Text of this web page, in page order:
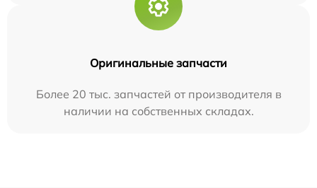
Оригинальные запчасти
Более 20 тыс. запчастей от производителя в
наличии на собственных складах.